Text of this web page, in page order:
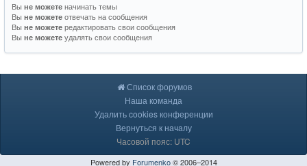
Вы не можете начинать темы
Вы не можете отвечать на сообщения
Вы не можете редактировать свои сообщения
Вы не можете удалять свои сообщения
Список форумов
Наша команда
Удалить cookies конференции
Вернуться к началу
Часовой пояс: UTC
Powered by Forumenko© 2006–2014